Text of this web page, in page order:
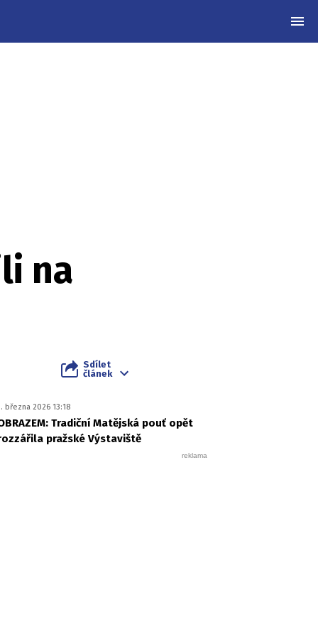
na
Sdílet
článek
března 2026 13:18
Tradiční Matějská pouť opět
pražské Výstaviště